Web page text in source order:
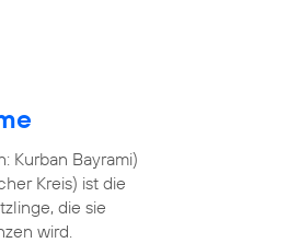
Kurban Bayrami)
Kreis) ist die
die sie
wird.